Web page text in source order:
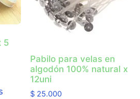
5
Pabilo para velas en
algodón 100% natural x
12uni
$25.000